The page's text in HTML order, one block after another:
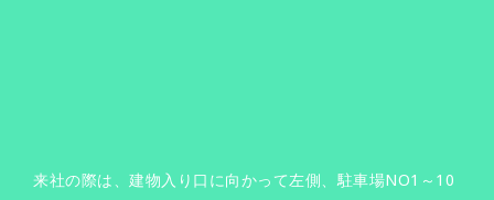
来社の際は、建物入り口に向かって左側、駐車場NO1～10